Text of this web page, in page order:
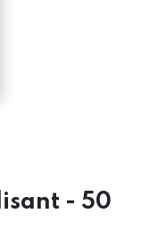
- 50